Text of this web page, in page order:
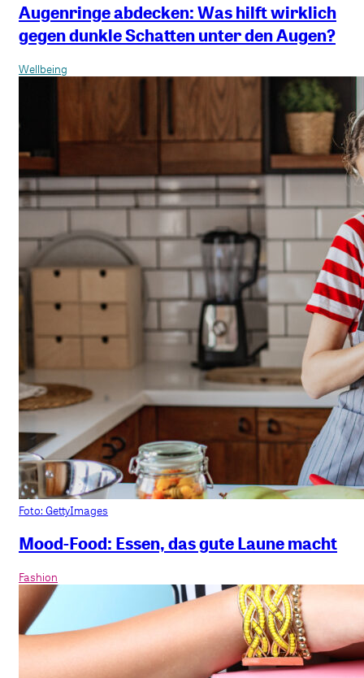
Augenringe abdecken: Was hilft wirklich
gegen dunkle Schatten unter den Augen?
Wellbeing
Foto: GettyImages
Mood-Food: Essen, das gute Laune macht
Fashion